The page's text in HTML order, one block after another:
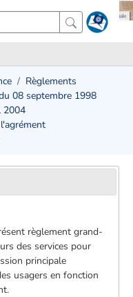
Règlements
08 septembre 1998
2004
règlement grand-
des services pour
principale
usagers en fonction